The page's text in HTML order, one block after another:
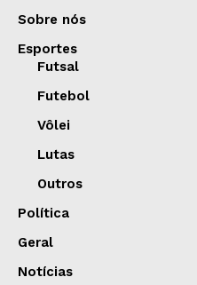
Sobre nós
Esportes
Futsal
Futebol
Vôlei
Lutas
Outros
Política
Geral
Notícias